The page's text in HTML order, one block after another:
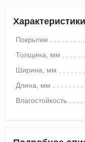
Характеристики
Покрытие
Толщина, мм
Ширина, мм
Длина, мм
Влагостойкость